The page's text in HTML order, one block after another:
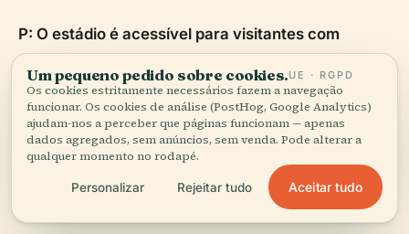
P: O estádio é acessível para visitantes com
deficiência?
R: Sim, com lugares reservados, instalações
acessíveis e total conformidade.
P: Há tours guiados?
R: Disponíveis mediante agendamento prévio ou
em datas selecionadas — consulte o site oficial.
Um pequeno pedido sobre cookies.UE · RGPD
Os cookies estritamente necessários fazem a navegação
funcionar. Os cookies de análise (PostHog, Google Analytics)
ajudam-nos a perceber que páginas funcionam — apenas
dados agregados, sem anúncios, sem venda. Pode alterar a
qualquer momento no rodapé.
Personalizar Rejeitar tudo Aceitar tudo